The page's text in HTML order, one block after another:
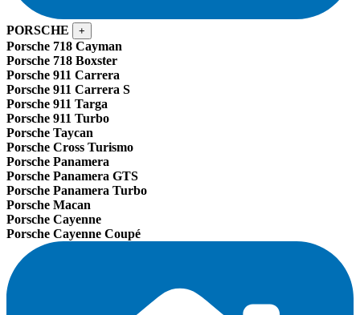
PORSCHE +
Porsche 718 Cayman
Porsche 718 Boxster
Porsche 911 Carrera
Porsche 911 Carrera S
Porsche 911 Targa
Porsche 911 Turbo
Porsche Taycan
Porsche Cross Turismo
Porsche Panamera
Porsche Panamera GTS
Porsche Panamera Turbo
Porsche Macan
Porsche Cayenne
Porsche Cayenne Coupé